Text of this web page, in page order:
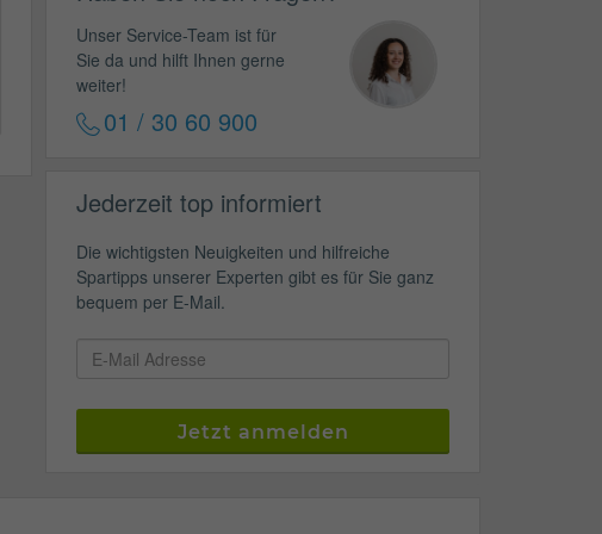
Unser Service-Team ist für
Sie da und hilft Ihnen gerne
weiter!
01 / 30 60 900
Jederzeit top informiert
Die wichtigsten Neuigkeiten und hilfreiche
Spartipps unserer Experten gibt es für Sie ganz
bequem per E-Mail.
Jetzt anmelden